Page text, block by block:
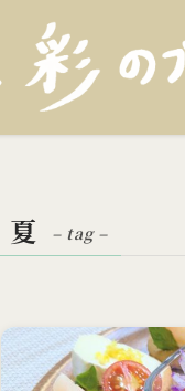
夏 – tag –